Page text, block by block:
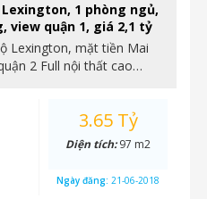
1 phòng ngủ,
quận 1, giá 2,1 tỷ
Lexington, mặt tiền Mai
2 Full nội thất cao…
3.65 Tỷ
Diện tích:97 m2
Ngày đăng: 21-06-2018